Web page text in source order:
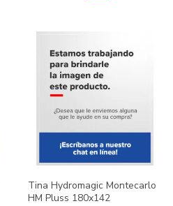
Tina Hydromagic Montecarlo
HM Pluss 180x142